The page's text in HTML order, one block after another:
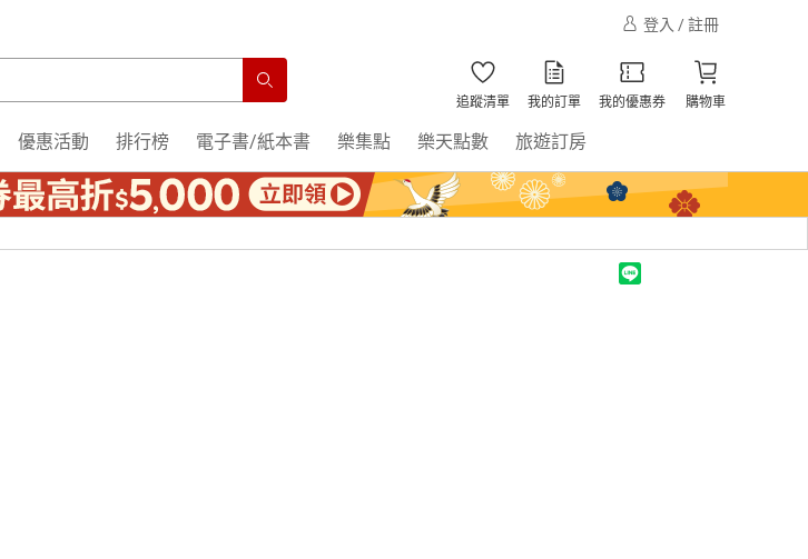
登入 / 註冊
追蹤清單 我的訂單 我的優惠券 購物車
優惠活動 排行榜 電子書/紙本書 樂集點 樂天點數 旅遊訂房